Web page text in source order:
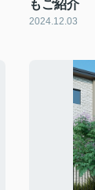
もご紹介
2024.12.03